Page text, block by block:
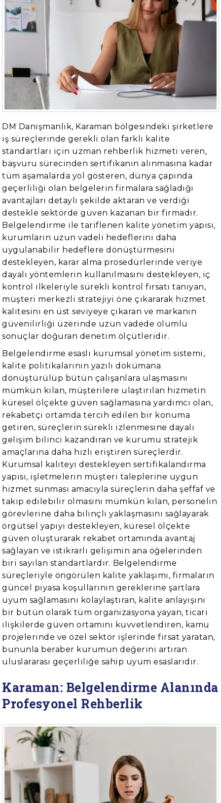
DM Danışmanlık, Karaman bölgesindeki şirketlere
iş süreçlerinde gerekli olan farklı kalite
standartları için uzman rehberlik hizmeti veren,
başvuru sürecinden sertifikanın alınmasına kadar
tüm aşamalarda yol gösteren, dünya çapında
geçerliliği olan belgelerin firmalara sağladığı
avantajları detaylı şekilde aktaran ve verdiği
destekle sektörde güven kazanan bir firmadır.
Belgelendirme ile tariflenen kalite yönetim yapısı,
kurumların uzun vadeli hedeflerini daha
uygulanabilir hedeflere dönüştürmesini
destekleyen, karar alma prosedürlerinde veriye
dayalı yöntemlerin kullanılmasını destekleyen, iç
kontrol ilkeleriyle sürekli kontrol fırsatı tanıyan,
müşteri merkezli stratejiyi öne çıkararak hizmet
kalitesini en üst seviyeye çıkaran ve markanın
güvenilirliği üzerinde uzun vadede olumlu
sonuçlar doğuran denetim ölçütleridir.
Belgelendirme esaslı kurumsal yönetim sistemi,
kalite politikalarının yazılı dokümana
dönüştürülüp bütün çalışanlara ulaşmasını
mümkün kılan, müşterilere ulaştırılan hizmetin
küresel ölçekte güven sağlamasına yardımcı olan,
rekabetçi ortamda tercih edilen bir konuma
getiren, süreçlerin sürekli izlenmesine dayalı
gelişim bilinci kazandıran ve kurumu stratejik
amaçlarına daha hızlı eriştiren süreçlerdir.
Kurumsal kaliteyi destekleyen sertifikalandırma
yapısı, işletmelerin müşteri taleplerine uygun
hizmet sunması amacıyla süreçlerin daha şeffaf ve
takip edilebilir olmasını mümkün kılan, personelin
görevlerine daha bilinçli yaklaşmasını sağlayarak
örgütsel yapıyı destekleyen, küresel ölçekte
güven oluşturarak rekabet ortamında avantaj
sağlayan ve istikrarlı gelişimin ana öğelerinden
biri sayılan standartlardır. Belgelendirme
süreçleriyle öngörülen kalite yaklaşımı, firmaların
güncel piyasa koşullarının gereklerine şartlara
uyum sağlamasını kolaylaştıran, kalite anlayışını
bir bütün olarak tüm organizasyona yayan, ticari
ilişkilerde güven ortamını kuvvetlendiren, kamu
projelerinde ve özel sektör işlerinde fırsat yaratan,
bununla beraber kurumun değerini artıran
uluslararası geçerliliğe sahip uyum esaslarıdır.
Karaman: Belgelendirme Alanında
Profesyonel Rehberlik